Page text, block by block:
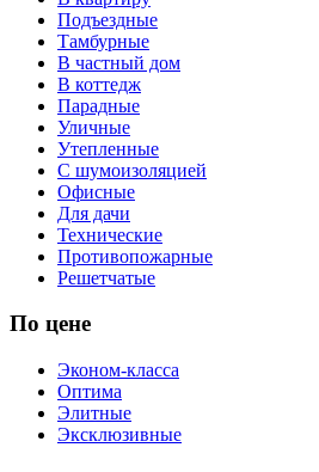
Подъездные
Тамбурные
В частный дом
В коттедж
Парадные
Уличные
Утепленные
С шумоизоляцией
Офисные
Для дачи
Технические
Противопожарные
Решетчатые
По цене
Эконом-класса
Оптима
Элитные
Эксклюзивные